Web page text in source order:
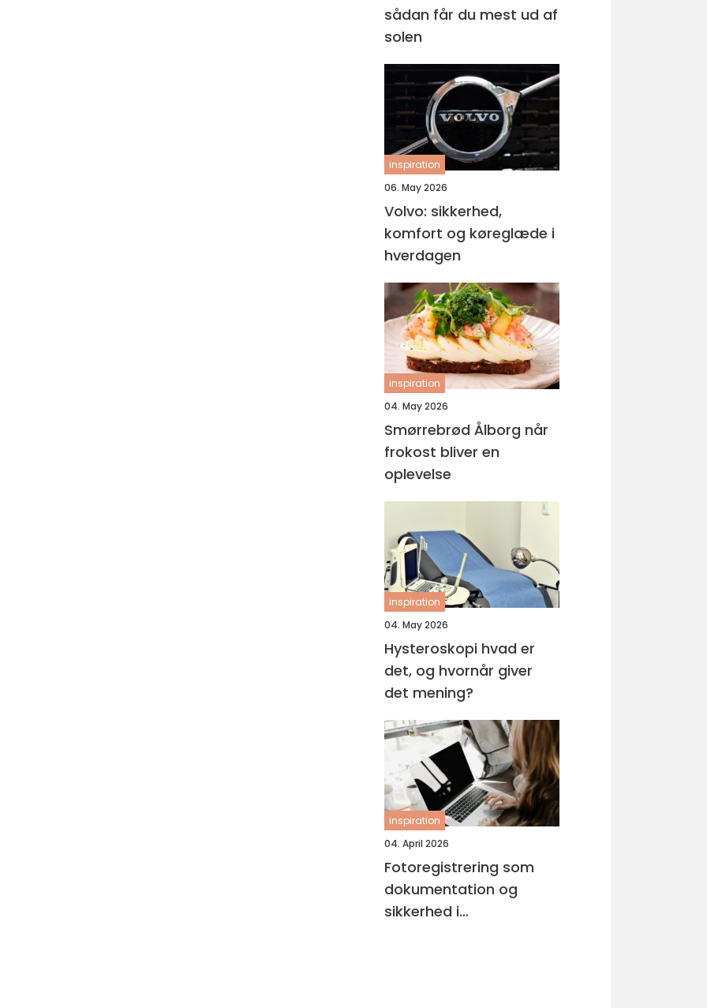
sådan får du mest ud af
solen
inspiration
06. May 2026
Volvo: sikkerhed,
komfort og køreglæde i
hverdagen
inspiration
04. May 2026
Smørrebrød Ålborg når
frokost bliver en
oplevelse
inspiration
04. May 2026
Hysteroskopi hvad er
det, og hvornår giver
det mening?
inspiration
04. April 2026
Fotoregistrering som
dokumentation og
sikkerhed i